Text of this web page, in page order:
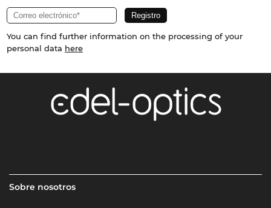
You can find further information on the processing of your
personal data here
Sobre nosotros